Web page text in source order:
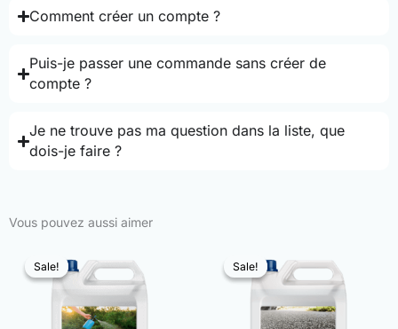
Comment créer un compte ?
Puis-je passer une commande sans créer de
compte ?
Je ne trouve pas ma question dans la liste, que
dois-je faire ?
Vous pouvez aussi aimer
Sale!
Sale! Sale!
Sale!